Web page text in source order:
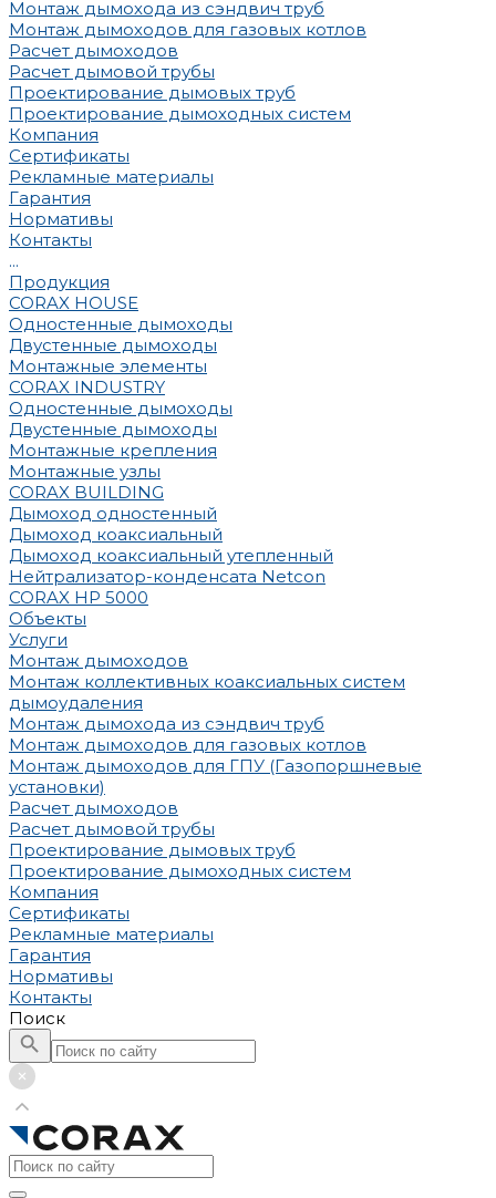
Монтаж дымохода из сэндвич труб
Монтаж дымоходов для газовых котлов
Расчет дымоходов
Расчет дымовой трубы
Проектирование дымовых труб
Проектирование дымоходных систем
Компания
Сертификаты
Рекламные материалы
Гарантия
Нормативы
Контакты
...
Продукция
CORAX HOUSE
Одностенные дымоходы
Двустенные дымоходы
Монтажные элементы
CORAX INDUSTRY
Одностенные дымоходы
Двустенные дымоходы
Монтажные крепления
Монтажные узлы
CORAX BUILDING
Дымоход одностенный
Дымоход коаксиальный
Дымоход коаксиальный утепленный
Нейтрализатор-конденсата Netcon
CORAX HP 5000
Объекты
Услуги
Монтаж дымоходов
Монтаж коллективных коаксиальных систем
дымоудаления
Монтаж дымохода из сэндвич труб
Монтаж дымоходов для газовых котлов
Монтаж дымоходов для ГПУ (Газопоршневые
установки)
Расчет дымоходов
Расчет дымовой трубы
Проектирование дымовых труб
Проектирование дымоходных систем
Компания
Сертификаты
Рекламные материалы
Гарантия
Нормативы
Контакты
Поиск